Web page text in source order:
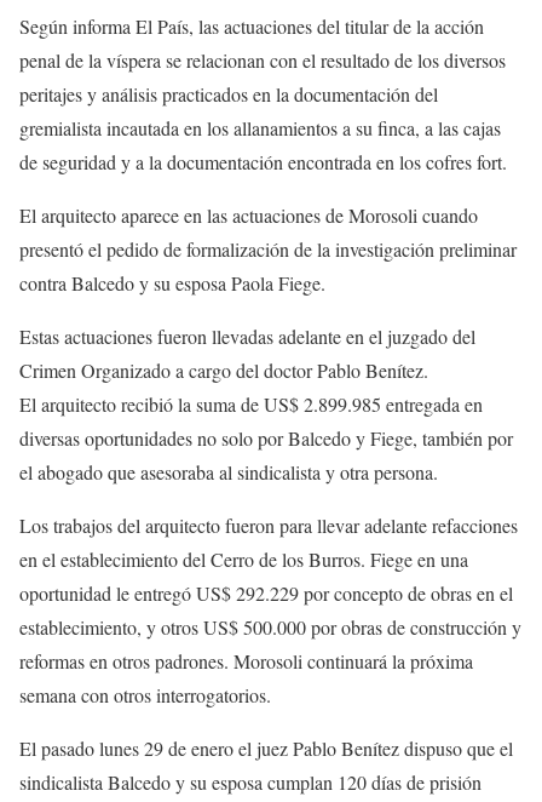
Según informa El País, las actuaciones del titular de la acción
penal de la víspera se relacionan con el resultado de los diversos
peritajes y análisis practicados en la documentación del
gremialista incautada en los allanamientos a su finca, a las cajas
de seguridad y a la documentación encontrada en los cofres fort.
El arquitecto aparece en las actuaciones de Morosoli cuando
presentó el pedido de formalización de la investigación preliminar
contra Balcedo y su esposa Paola Fiege.
Estas actuaciones fueron llevadas adelante en el juzgado del
Crimen Organizado a cargo del doctor Pablo Benítez.
El arquitecto recibió la suma de US$ 2.899.985 entregada en
diversas oportunidades no solo por Balcedo y Fiege, también por
el abogado que asesoraba al sindicalista y otra persona.
Los trabajos del arquitecto fueron para llevar adelante refacciones
en el establecimiento del Cerro de los Burros. Fiege en una
oportunidad le entregó US$ 292.229 por concepto de obras en el
establecimiento, y otros US$ 500.000 por obras de construcción y
reformas en otros padrones. Morosoli continuará la próxima
semana con otros interrogatorios.
El pasado lunes 29 de enero el juez Pablo Benítez dispuso que el
sindicalista Balcedo y su esposa cumplan 120 días de prisión